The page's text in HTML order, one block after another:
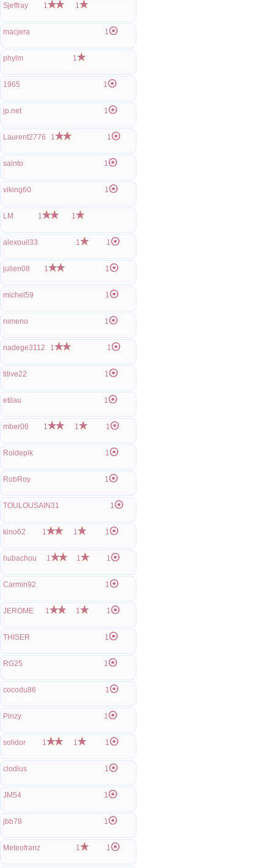
Sjeffray 1 1
macjera 1
phylm 1
1965 1
jp.net 1
Laurent2776 1 1
sainto 1
viking60 1
LM 1 1
alexouil33 1 1
julien08 1 1
michel59 1
nimeno 1
nadege3112 1 1
titive22 1
etilau 1
mber06 1 1 1
Roidepik 1
RobRoy 1
TOULOUSAIN31 1
kino62 1 1 1
hubachou 1 1 1
Carmin92 1
JEROME 1 1 1
THISER 1
RG25 1
cocodu86 1
Pinzy 1
solidor 1 1 1
clodius 1
JM54 1
jbb78 1
Meteofranz 1 1